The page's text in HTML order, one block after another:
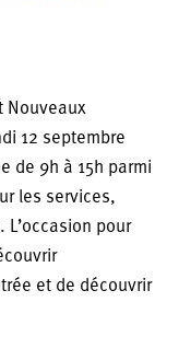
Nouveaux
12 septembre
de 9h à 15h parmi
les services,
L’occasion pour
et de découvrir